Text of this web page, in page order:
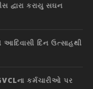
દ્વારા કરાયુ સઘન
દિન ઉત્સાહથી
કર્મચારીઓ પર